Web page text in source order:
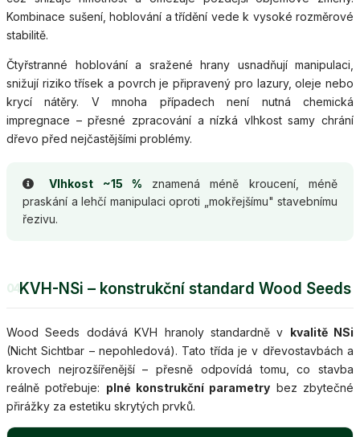
Kombinace sušení, hoblování a třídění vede k vysoké rozměrové
stabilitě.
Čtyřstranné hoblování a sražené hrany usnadňují manipulaci,
snižují riziko třísek a povrch je připravený pro lazury, oleje nebo
krycí nátěry. V mnoha případech není nutná chemická
impregnace – přesné zpracování a nízká vlhkost samy chrání
dřevo před nejčastějšími problémy.
Vlhkost ~15 % znamená méně kroucení, méně
praskání a lehčí manipulaci oproti „mokřejšímu" stavebnímu
řezivu.
04KVH-NSi – konstrukční standard Wood Seeds
Wood Seeds dodává KVH hranoly standardně v kvalitě NSi
(Nicht Sichtbar – nepohledová). Tato třída je v dřevostavbách a
krovech nejrozšířenější – přesně odpovídá tomu, co stavba
reálně potřebuje: plné konstrukční parametry bez zbytečné
přirážky za estetiku skrytých prvků.